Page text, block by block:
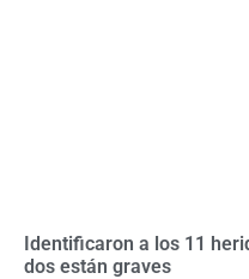
Identificaron a los 11
dos están graves